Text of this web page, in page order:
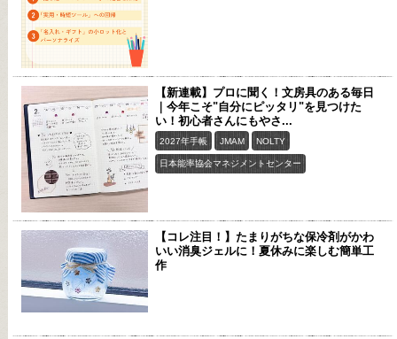
【新連載】プロに聞く！文房具のある毎日
｜今年こそ"自分にピッタリ"を見つけた
い！初心者さんにもやさ...
2027年手帳 JMAM NOLTY
日本能率協会マネジメントセンター
【コレ注目！】たまりがちな保冷剤がかわ
いい消臭ジェルに！夏休みに楽しむ簡単工
作